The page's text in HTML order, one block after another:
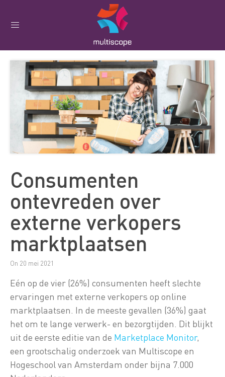
Consumenten
ontevreden over
externe verkopers
marktplaatsen
On 20 mei 2021
Eén op de vier (26%) consumenten heeft slechte
ervaringen met externe verkopers op online
marktplaatsen. In de meeste gevallen (36%) gaat
het om te lange verwerk- en bezorgtijden. Dit blijkt
uit de eerste editie van de Marketplace Monitor,
een grootschalig onderzoek van Multiscope en
Hogeschool van Amsterdam onder bijna 7.000